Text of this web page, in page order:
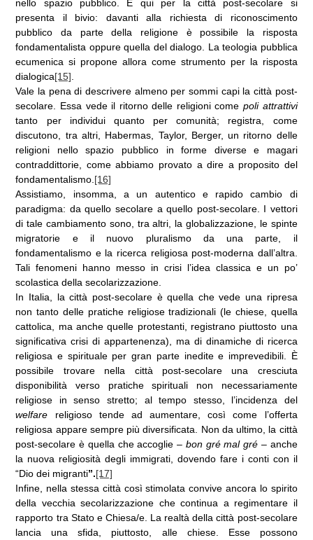
nello spazio pubblico. E qui per la città post-secolare si
presenta il bivio: davanti alla richiesta di riconoscimento
pubblico da parte della religione è possibile la risposta
fondamentalista oppure quella del dialogo. La teologia pubblica
ecumenica si propone allora come strumento per la risposta
dialogica[15]
Vale la pena di descrivere almeno per sommi capi la città post-
secolare. Essa vede il ritorno delle religioni comepoli attrattivi
tanto per individui quanto per comunità; registra, come
discutono, tra altri, Habermas, Taylor, Berger, un ritorno delle
religioni nello spazio pubblico in forme diverse e magari
contraddittorie, come abbiamo provato a dire a proposito del
fondamentalismo. [16]
Assistiamo, insomma, a un autentico e rapido cambio di
paradigma: da quello secolare a quello post-secolare. I vettori
di tale cambiamento sono, tra altri, la globalizzazione, le spinte
migratorie e il nuovo pluralismo da una parte, il
fondamentalismo e la ricerca religiosa post-moderna dall’altra.
Tali fenomeni hanno messo in crisi l’idea classica e un po’
scolastica della secolarizzazione.
In Italia, la città post-secolare è quella che vede una ripresa
non tanto delle pratiche religiose tradizionali (le chiese, quella
cattolica, ma anche quelle protestanti, registrano piuttosto una
significativa crisi di appartenenza), ma di dinamiche di ricerca
religiosa e spirituale per gran parte inedite e imprevedibili. È
possibile trovare nella città post-secolare una cresciuta
disponibilità verso pratiche spirituali non necessariamente
religiose in senso stretto; al tempo stesso, l’incidenza del
welfare religioso tende ad aumentare, così come l’offerta
religiosa appare sempre più diversificata. Non da ultimo, la città
post-secolare è quella che accoglie – bon gré mal gré – anche
la nuova religiosità degli immigrati, dovendo fare i conti con il
“Dio dei migranti”.[17]
Infine, nella stessa città così stimolata convive ancora lo spirito
della vecchia secolarizzazione che continua a regimentare il
rapporto tra Stato e Chiesa/e. La realtà della città post-secolare
lancia una sfida, piuttosto, alle chiese. Esse possono